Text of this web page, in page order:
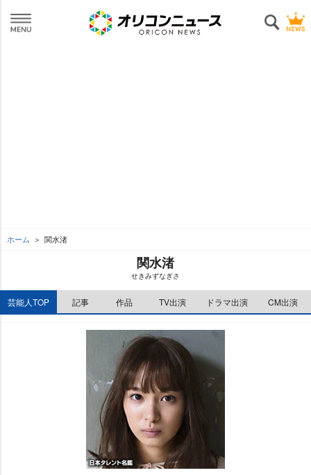
ホーム 関水渚
関水渚
せきみずなぎさ
芸能人TOP 記事 作品 TV出演 ドラマ出演 CM出演